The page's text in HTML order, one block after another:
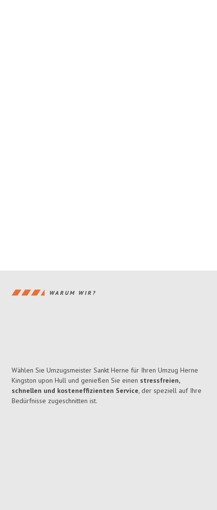
WARUM WIR?
Wählen Sie Umzugsmeister Sankt Herne für Ihren Umzug Herne
Kingston upon Hull und genießen Sie einen stressfreien,
schnellen und kosteneffizienten Service, der speziell auf Ihre
Bedürfnisse zugeschnitten ist.